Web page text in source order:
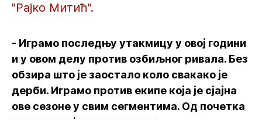
"Рајко Митић".
- Играмо последњу утакмицу у овој години
и у овом делу против озбиљног ривала. Без
обзира што је заостало коло свакако је
дерби. Играмо против екипе која је сјајна
ове сезоне у свим сегментима. Од почетка